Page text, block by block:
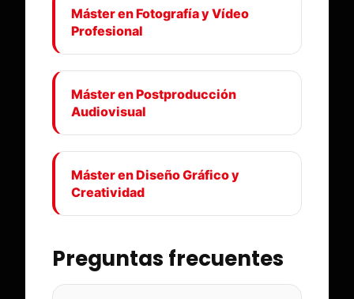
Máster en Fotografía y Vídeo
Profesional
Máster en Postproducción
Audiovisual
Máster en Diseño Gráfico y
Creatividad
Preguntas frecuentes